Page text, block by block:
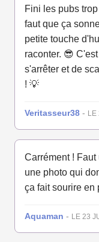
Fini les pubs trop
faut que ça
petite touche
raconter. 😎
s'arrêter et de
! 💡
Veritasseur38 - LE
Carrément !
une photo qui
ça fait sourire en
Aquaman - LE 23